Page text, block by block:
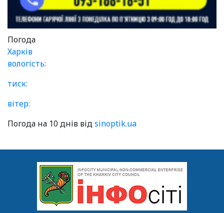
Погода
Харків
вологість:
тиск:
вітер:
Погода на 10 днів відsinoptik.ua